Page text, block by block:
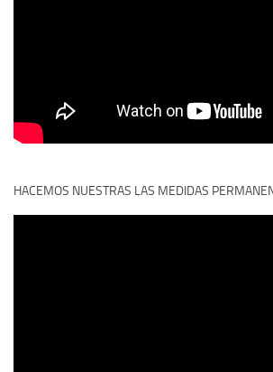
HACEMOS NUESTRAS LAS MEDIDAS